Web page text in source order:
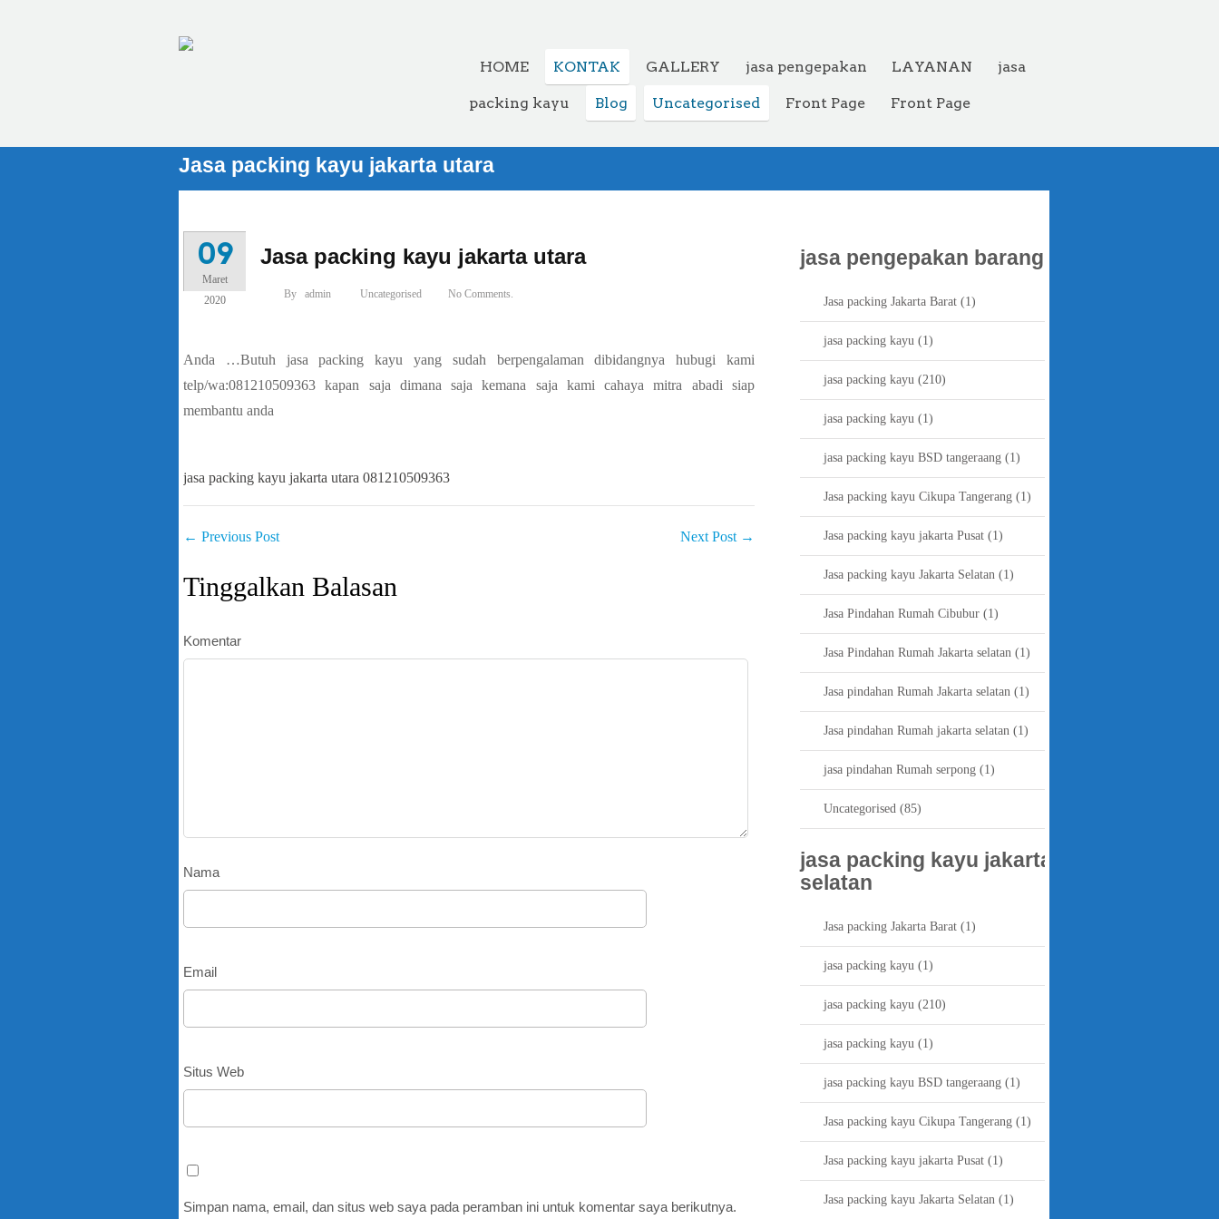
HOME KONTAK GALLERY jasa pengepakan LAYANAN jasa
packing kayu Blog Uncategorised Front Page Front Page
Jasa packing kayu jakarta utara
Jasa packing kayu jakarta utara
09
Maret
2020
By admin Uncategorised No Comments.
Anda …Butuh jasa packing kayu yang sudah berpengalaman dibidangnya hubugi kami
telp/wa:081210509363 kapan saja dimana saja kemana saja kami cahaya mitra abadi siap
membantu anda
jasa packing kayu jakarta utara 081210509363
← Previous Post Next Post →
Tinggalkan Balasan
Komentar
Nama
Email
Situs Web
Simpan nama, email, dan situs web saya pada peramban ini untuk komentar saya berikutnya.
jasa pengepakan barang
Jasa packing Jakarta Barat (1)
jasa packing kayu (1)
jasa packing kayu (210)
jasa packing kayu (1)
jasa packing kayu BSD tangeraang (1)
Jasa packing kayu Cikupa Tangerang (1)
Jasa packing kayu jakarta Pusat (1)
Jasa packing kayu Jakarta Selatan (1)
Jasa Pindahan Rumah Cibubur (1)
Jasa Pindahan Rumah Jakarta selatan (1)
Jasa pindahan Rumah Jakarta selatan (1)
Jasa pindahan Rumah jakarta selatan (1)
jasa pindahan Rumah serpong (1)
Uncategorised (85)
jasa packing kayu jakarta
selatan
Jasa packing Jakarta Barat (1)
jasa packing kayu (1)
jasa packing kayu (210)
jasa packing kayu (1)
jasa packing kayu BSD tangeraang (1)
Jasa packing kayu Cikupa Tangerang (1)
Jasa packing kayu jakarta Pusat (1)
Jasa packing kayu Jakarta Selatan (1)